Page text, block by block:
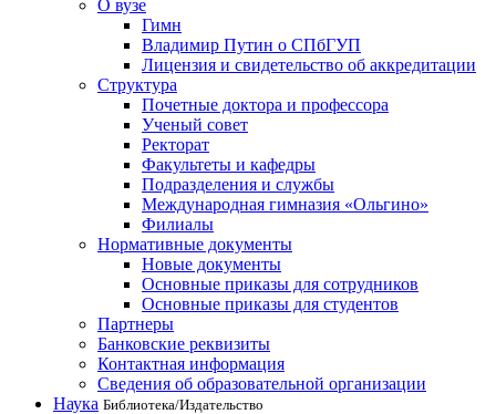
О вузе
Гимн
Владимир Путин о СПбГУП
Лицензия и свидетельство об аккредитации
Структура
Почетные доктора и профессора
Ученый совет
Ректорат
Факультеты и кафедры
Подразделения и службы
Международная гимназия «Ольгино»
Филиалы
Нормативные документы
Новые документы
Основные приказы для сотрудников
Основные приказы для студентов
Партнеры
Банковские реквизиты
Контактная информация
Сведения об образовательной организации
Наука Библиотека/Издательство